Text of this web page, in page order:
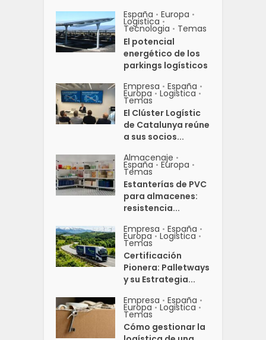
España • Europa •
Logistica •
Tecnologia • Temas
El potencial
energético de los
parkings logísticos
Empresa • España •
Europa • Logistica •
Temas
El Clúster Logístic
de Catalunya reúne
a sus socios...
Almacenaje •
España • Europa •
Temas
Estanterías de PVC
para almacenes:
resistencia...
Empresa • España •
Europa • Logistica •
Temas
Certificación
Pionera: Palletways
y su Estrategia...
Empresa • España •
Europa • Logistica •
Temas
Cómo gestionar la